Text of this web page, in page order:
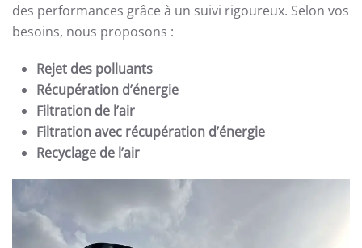
des performances grâce à un suivi rigoureux. Selon vos
besoins, nous proposons :
Rejet des polluants
Récupération d’énergie
Filtration de l’air
Filtration avec récupération d’énergie
Recyclage de l’air